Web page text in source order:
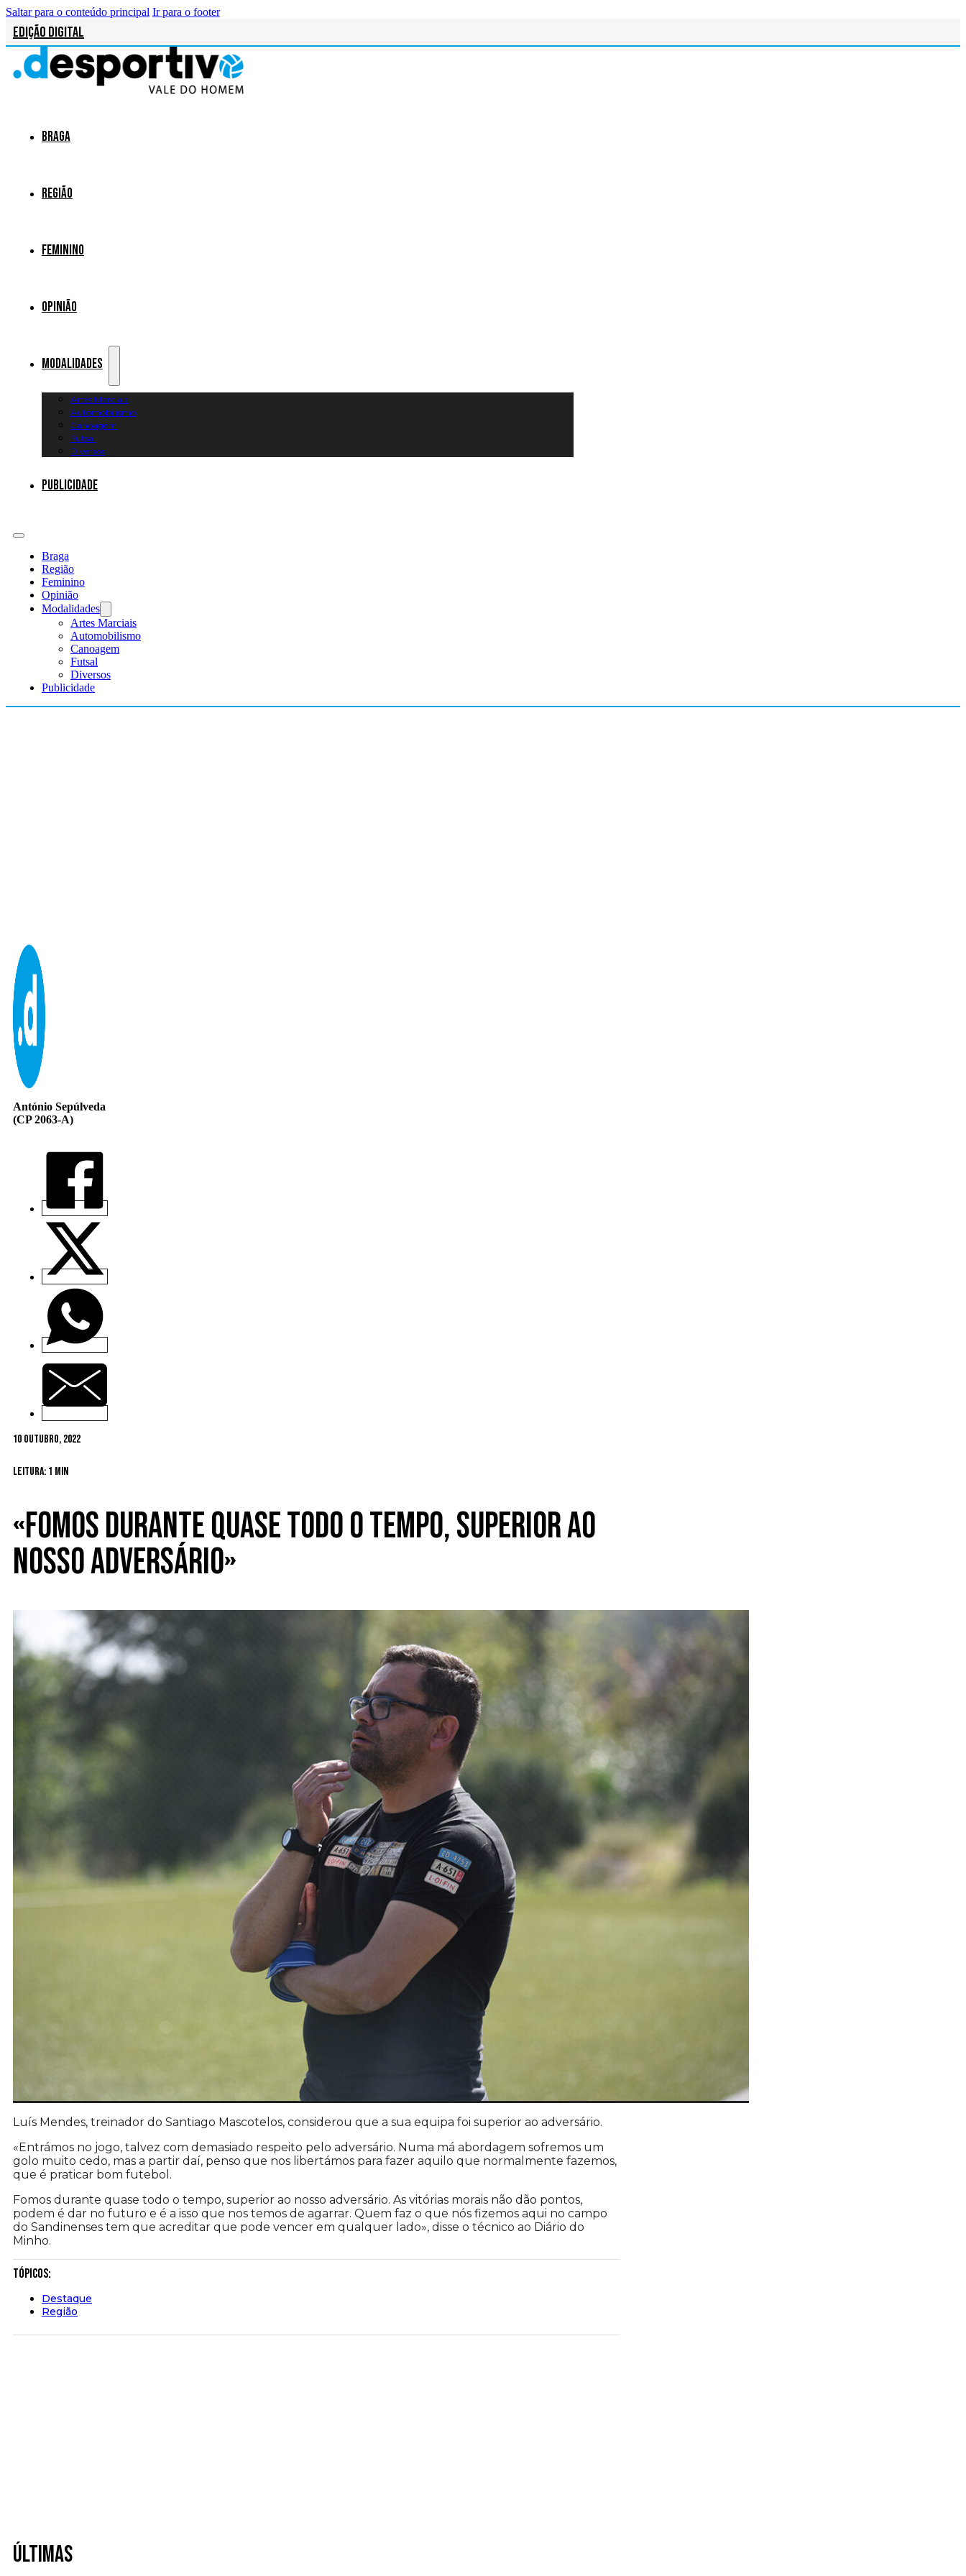
Saltar para o conteúdo principal Ir para o footer
Edição Digital
Braga
Região
Feminino
Opinião
Modalidades
Artes Marciais
Automobilismo
Canoagem
Futsal
Diversos
Publicidade
Braga
Região
Feminino
Opinião
Modalidades
Artes Marciais
Automobilismo
Canoagem
Futsal
Diversos
Publicidade
António Sepúlveda
(CP 2063-A)
10 Outubro, 2022
Leitura: 1 min
«Fomos durante quase todo o tempo, superior ao
nosso adversário»
Luís Mendes, treinador do Santiago Mascotelos, considerou que a sua equipa foi superior ao adversário.
«Entrámos no jogo, talvez com demasiado respeito pelo adversário. Numa má abordagem sofremos um
golo muito cedo, mas a partir daí, penso que nos libertámos para fazer aquilo que normalmente fazemos,
que é praticar bom futebol.
Fomos durante quase todo o tempo, superior ao nosso adversário. As vitórias morais não dão pontos,
podem é dar no futuro e é a isso que nos temos de agarrar. Quem faz o que nós fizemos aqui no campo
do Sandinenses tem que acreditar que pode vencer em qualquer lado», disse o técnico ao Diário do
Minho.
Tópicos:
Destaque
Região
Últimas